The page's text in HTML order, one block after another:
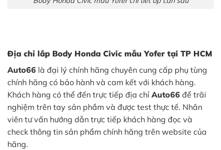
Địa chỉ lắp Body Honda Civic mẫu Yofer tại TP HCM
Auto66 là đại lý chính hãng chuyên cung cấp phụ tùng
chính hãng có bảo hành và cam kết với khách hàng.
Khách hàng có thể đến trực tiếp địa chỉ Auto66 để trãi
nghiệm trên tay sản phầm và được test thực tế. Nhân
viên tư vấn hướng dẫn trực tiếp khách hàng đọc và
check thông tin sản phẩm chính hãng trên website của
hãng.